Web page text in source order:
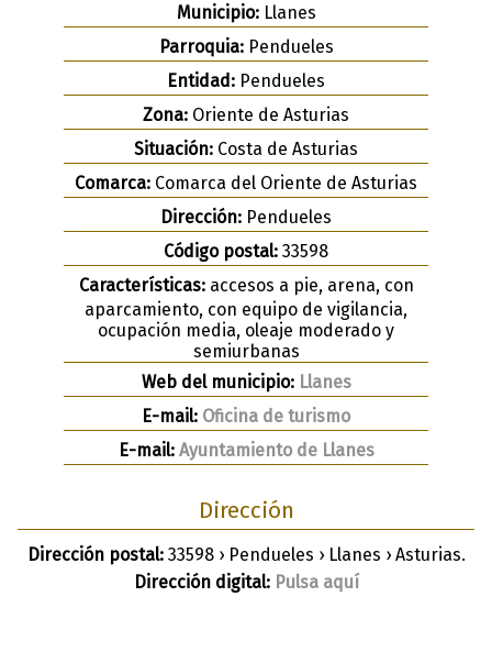
Municipio:Llanes
Parroquia:Pendueles
Entidad: Pendueles
Zona: Oriente de Asturias
Situación: Costa de Asturias
Comarca: Comarca del Oriente de Asturias
Dirección: Pendueles
Código postal: 33598
Características:accesos a pie, arena, con
aparcamiento, con equipo de vigilancia,
ocupación media, oleaje moderado y
semiurbanas
Web del municipio: Llanes
E-mail: Oficina de turismo
E-mail: Ayuntamiento de Llanes
Dirección
Dirección postal:33598 › Pendueles › Llanes › Asturias.
Dirección digital: Pulsa aquí